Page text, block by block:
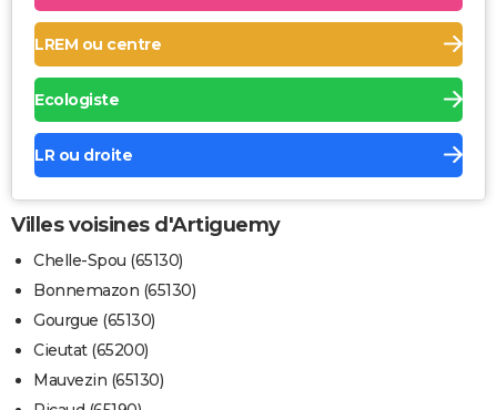
LREM ou centre
Ecologiste
LR ou droite
Villes voisines d'Artiguemy
Chelle-Spou (65130)
Bonnemazon (65130)
Gourgue (65130)
Cieutat (65200)
Mauvezin (65130)